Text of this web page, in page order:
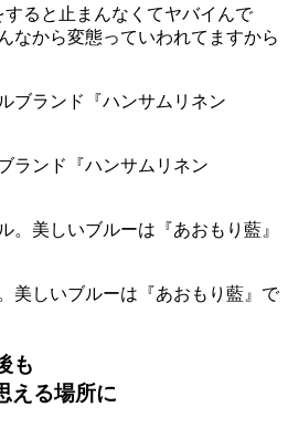
すると止まんなくてヤバイんで
なから変態っていわれてますから
ランド『ハンサムリネン
美しいブルーは『あおもり藍』で
も
える場所に